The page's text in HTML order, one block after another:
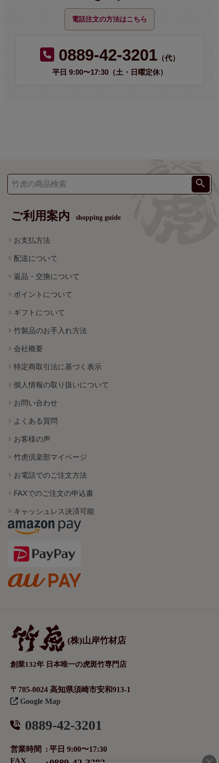
電話注文の方法はこちら
0889-42-3201（代）
平日 9:00〜17:30（土・日曜定休）
ご利用案内 shopping guide
お支払方法
配送について
返品・交換について
ポイントについて
ギフトについて
竹製品のお手入れ方法
会社概要
特定商取引法に基づく表示
個人情報の取り扱いについて
お問い合わせ
よくある質問
お客様の声
竹虎倶楽部マイページ
お電話でのご注文方法
FAXでのご注文の申込書
キャッシュレス決済可能
(株)山岸竹材店
創業132年 日本唯一の虎斑竹専門店
〒785-0024 高知県須崎市安和913-1
Google Map
0889-42-3201
営業時間
平日 9:00〜17:30
FAX